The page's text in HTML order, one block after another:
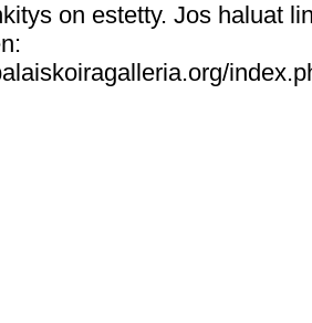
on estetty. Jos haluat